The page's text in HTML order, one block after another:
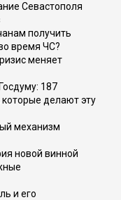
Севастополя
получить
время ЧС?
меняет
187
делают эту
механизм
новой винной
и его